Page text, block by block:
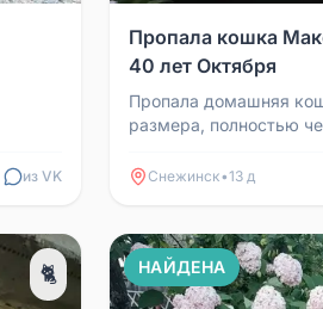
из VK
Пропала кошка
40 лет Октября
Пропала домашняя
размера, полностью
Выбежала из дома...
Снежинск•13 д
🐈 НАЙДЕНА